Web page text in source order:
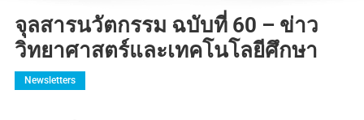
จุลสารนวัตกรรม ฉบับที่ 60 – ข่าว
วิทยาศาสตร์และเทคโนโลยีศึกษา
Newsletters